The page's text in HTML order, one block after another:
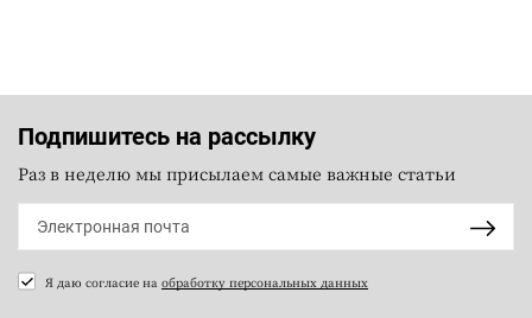
Подпишитесь на рассылку
Раз в неделю мы присылаем самые важные статьи
Я даю согласие на обработку персональных данных